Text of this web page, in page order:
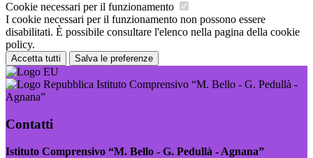
Cookie necessari per il funzionamento
I cookie necessari per il funzionamento non possono essere
disabilitati. È possibile consultare l'elenco nella pagina della cookie
policy.
Accetta tutti Salva le preferenze
Istituto Comprensivo “M. Bello - G. Pedullà -
Agnana”
Contatti
Istituto Comprensivo “M. Bello - G. Pedullà - Agnana”